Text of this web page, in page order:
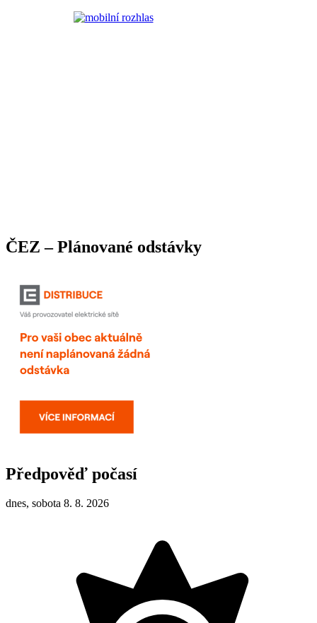
ČEZ – Plánované odstávky
Předpověď počasí
dnes, sobota 8. 8. 2026